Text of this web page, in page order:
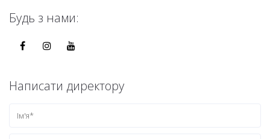
Будь з нами:
Написати директору